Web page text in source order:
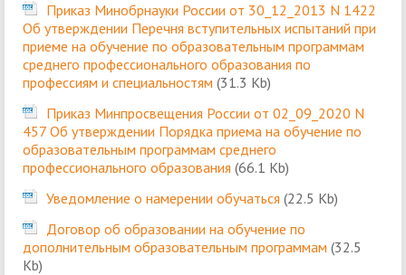
Приказ Минобрнауки России от 30_12_2013 N 1422
Об утверждении Перечня вступительных испытаний при
приеме на обучение по образовательным программам
среднего профессионального образования по
профессиям и специальностям (31.3 Kb)
Приказ Минпросвещения России от 02_09_2020 N
457 Об утверждении Порядка приема на обучение по
образовательным программам среднего
профессионального образования (66.1 Kb)
Уведомление о намерении обучаться (22.5 Kb)
Договор об образовании на обучение по
дополнительным образовательным программам (32.5
Kb)